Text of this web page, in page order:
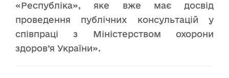
«Республіка», яке вже має досвід
проведення публічних консультацій у
співпраці з Міністерством охорони
здоров’я України».